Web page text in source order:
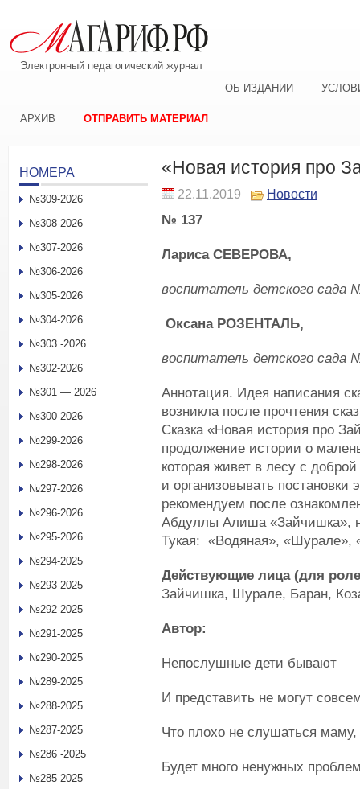
Электронный педагогический журнал
ОБ ИЗДАНИИ
АРХИВ ОТПРАВИТЬ МАТЕРИАЛ
«Новая история про
22.11.2019 Новости
№ 137
Лариса СЕВЕРОВА,
воспитатель детского сада
Оксана РОЗЕНТАЛЬ,
воспитатель детского сада
Аннотация. Идея написания
возникла после прочтения
Сказка «Новая история про
продолжение истории о
которая живет в лесу с
и организовывать постановки
рекомендуем после
Абдуллы Алиша «Зайчишка»,
Тукая: «Водяная», «Шурале»,
Действующие лица (для
Зайчишка, Шурале, Баран,
Автор:
Непослушные дети бывают
И представить не могут
Что плохо не слушаться маму,
Будет много ненужных
НОМЕРА
№309-2026
№308-2026
№307-2026
№306-2026
№305-2026
№304-2026
№303 -2026
№302-2026
№301 — 2026
№300-2026
№299-2026
№298-2026
№297-2026
№296-2026
№295-2026
№294-2025
№293-2025
№292-2025
№291-2025
№290-2025
№289-2025
№288-2025
№287-2025
№286 -2025
№285-2025